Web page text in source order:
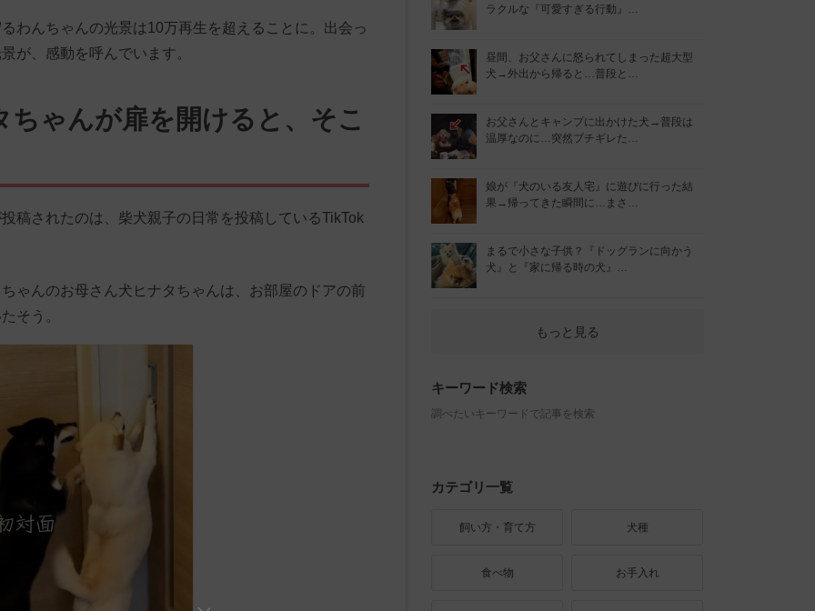
わんちゃんの光景は10万再生を超えることに。出会っ
が、感動を呼んでいます。
ゃんが扉を開けると、そこ
稿されたのは、柴犬親子の日常を投稿しているTikTok
ゃんのお母さん犬ヒナタちゃんは、お部屋のドアの前
そう。
ラクルな『可愛すぎる行動』…
昼間、お父さんに怒られてしまった超大型
犬→外出から帰ると…普段と…
お父さんとキャンプに出かけた犬→普段は
温厚なのに…突然ブチギレた…
娘が『犬のいる友人宅』に遊びに行った結
果→帰ってきた瞬間に…まさ…
まるで小さな子供？『ドッグランに向かう
犬』と『家に帰る時の犬』…
もっと見る
キーワード検索
調べたいキーワードで記事を検索
カテゴリ一覧
飼い方・育て方 犬種
食べ物 お手入れ